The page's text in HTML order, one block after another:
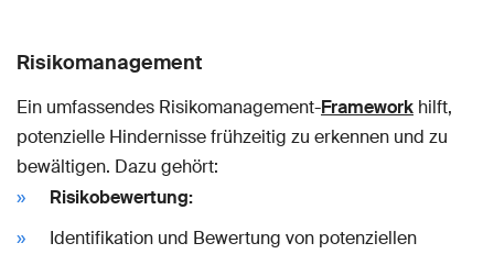
Risikomanagement
Ein umfassendes Risikomanagement-Framework hilft,
potenzielle Hindernisse frühzeitig zu erkennen und zu
bewältigen. Dazu gehört:
Risikobewertung:
Identifikation und Bewertung von potenziellen